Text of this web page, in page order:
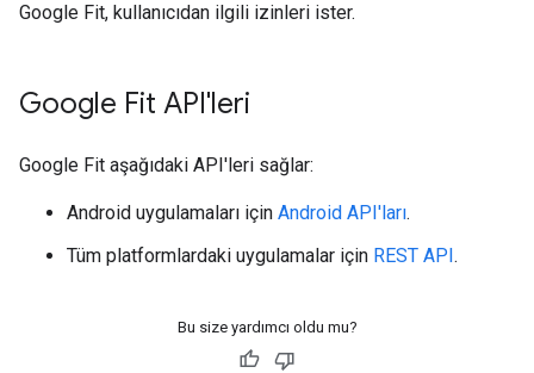
Google Fit, kullanıcıdan ilgili izinleri ister.
Google Fit API'leri
Google Fit aşağıdaki API'leri sağlar:
Android uygulamaları için Android API'ları.
Tüm platformlardaki uygulamalar için REST API .
Bu size yardımcı oldu mu?